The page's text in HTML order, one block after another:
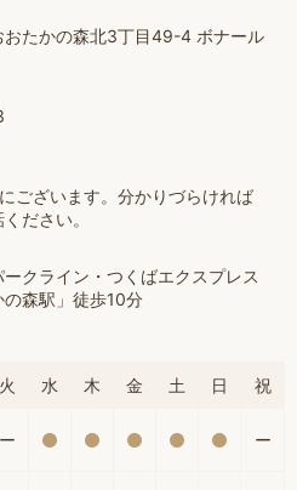
おたかの森北3丁目49-4 ボナール
ございます。分かりづらければ
ださい。
クライン・つくばエクスプレス
の森駅」徒歩10分
火 水 木 金 土 日 祝
ー ー